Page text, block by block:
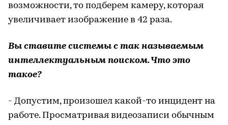
возможности, то подберем камеру, которая
увеличивает изображение в 42 раза.
Вы ставите системы с так называемым
интеллектуальным поиском. Что это
такое?
- Допустим, произошел какой-то инцидент на
работе. Просматривая видеозаписи обычным